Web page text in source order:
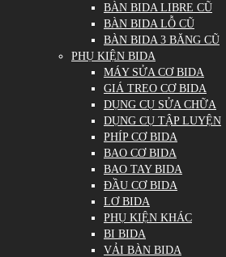
BÀN BIDA LIBRE CŨ
BÀN BIDA LỖ CŨ
BÀN BIDA 3 BĂNG CŨ
PHỤ KIỆN BIDA
MÁY SỬA CƠ BIDA
GIÁ TREO CƠ BIDA
DỤNG CỤ SỬA CHỮA
DỤNG CỤ TẬP LUYỆN
PHÍP CƠ BIDA
BAO CƠ BIDA
BAO TAY BIDA
ĐẦU CƠ BIDA
LƠ BIDA
PHỤ KIỆN KHÁC
BI BIDA
VẢI BÀN BIDA